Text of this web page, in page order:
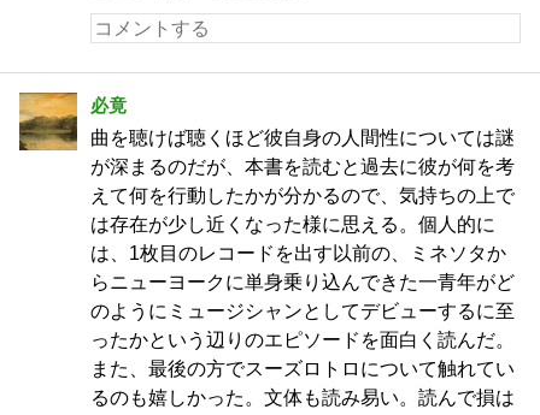
必竟
曲を聴けば聴くほど彼自身の人間性については謎
が深まるのだが、本書を読むと過去に彼が何を考
えて何を行動したかが分かるので、気持ちの上で
は存在が少し近くなった様に思える。個人的に
は、1枚目のレコードを出す以前の、ミネソタか
らニューヨークに単身乗り込んできた一青年がど
のようにミュージシャンとしてデビューするに至
ったかという辺りのエピソードを面白く読んだ。
また、最後の方でスーズロトロについて触れてい
るのも嬉しかった。文体も読み易い。読んで損は